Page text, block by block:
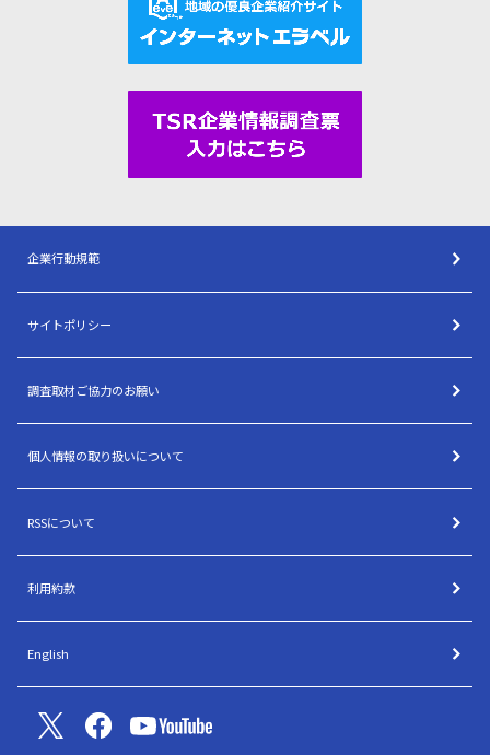
企業行動規範
サイトポリシー
調査取材ご協力のお願い
個人情報の取り扱いについて
RSSについて
利用約款
English